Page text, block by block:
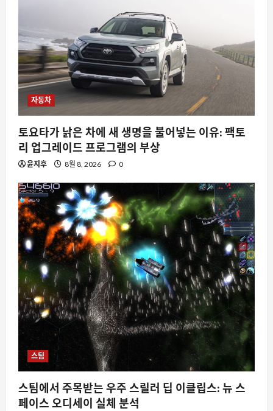
자동차
토요타가 낡은 차에 새 생명을 불어넣는 이유: 팩토
리 업그레이드 프로그램의 부상
윤지후 8월 8, 2026 0
스팀
스팀에서 주목받는 우주 스릴러 딥 이클립스: 뉴 스
페이스 오디세이 실체 분석